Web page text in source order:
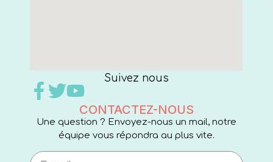
Suivez nous
CONTACTEZ-NOUS
Une question ? Envoyez-nous un mail, notre
équipe vous répondra au plus vite.